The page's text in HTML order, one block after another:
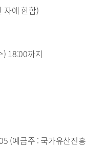
자에 한함)
) 18:00까지
(예금주 : 국가유산진